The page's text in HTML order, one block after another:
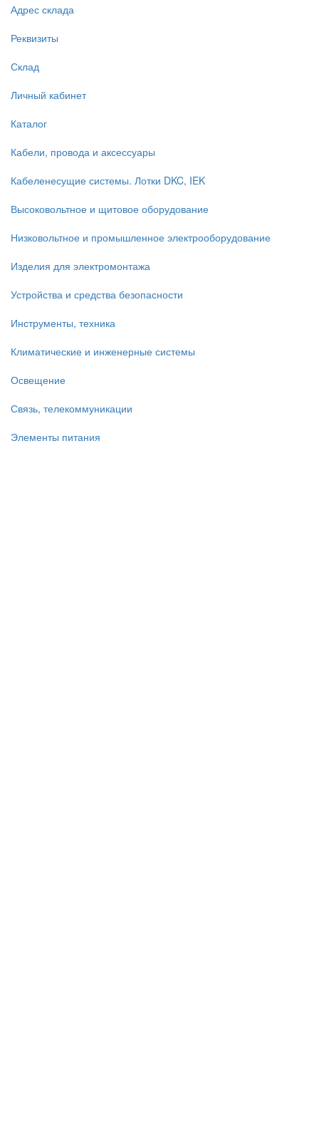
Адрес склада
Реквизиты
Склад
Личный кабинет
Каталог
Кабели, провода и аксессуары
Кабеленесущие системы. Лотки DKC, IEK
Высоковольтное и щитовое оборудование
Низковольтное и промышленное электрооборудование
Изделия для электромонтажа
Устройства и средства безопасности
Инструменты, техника
Климатические и инженерные системы
Освещение
Связь, телекоммуникации
Элементы питания